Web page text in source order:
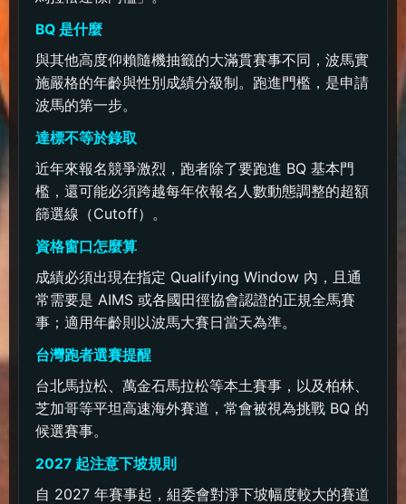
BQ 是什麼
與其他高度仰賴隨機抽籤的大滿貫賽事不同，波馬實
施嚴格的年齡與性別成績分級制。跑進門檻，是申請
波馬的第一步。
達標不等於錄取
近年來報名競爭激烈，跑者除了要跑進 BQ 基本門
檻，還可能必須跨越每年依報名人數動態調整的超額
篩選線（Cutoff）。
資格窗口怎麼算
成績必須出現在指定 Qualifying Window 內，且通
常需要是 AIMS 或各國田徑協會認證的正規全馬賽
事；適用年齡則以波馬大賽日當天為準。
台灣跑者選賽提醒
台北馬拉松、萬金石馬拉松等本土賽事，以及柏林、
芝加哥等平坦高速海外賽道，常會被視為挑戰 BQ 的
候選賽事。
2027 起注意下坡規則
自 2027 年賽事起，組委會對淨下坡幅度較大的賽道